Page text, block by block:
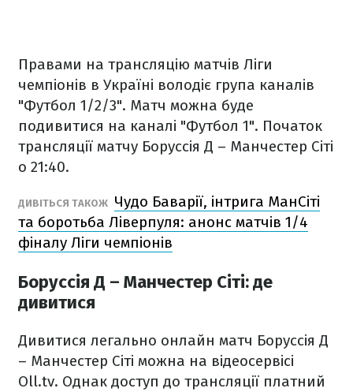
Правами на трансляцію матчів Ліги
чемпіонів в Україні володіє група каналів
"Футбол 1/2/3". Матч можна буде
подивитися на каналі "Футбол 1". Початок
трансляції матчу Боруссія Д – Манчестер Сіті
о 21:40.
ДИВІТЬСЯ ТАКОЖ Чудо Баварії, інтрига МанСіті
та боротьба Ліверпуля: анонс матчів 1/4
фіналу Ліги чемпіонів
Боруссія Д – Манчестер Сіті: де
дивитися
Дивитися легально онлайн матч Боруссія Д
– Манчестер Сіті можна на відеосервісі
Oll.tv. Однак доступ до трансляції платний